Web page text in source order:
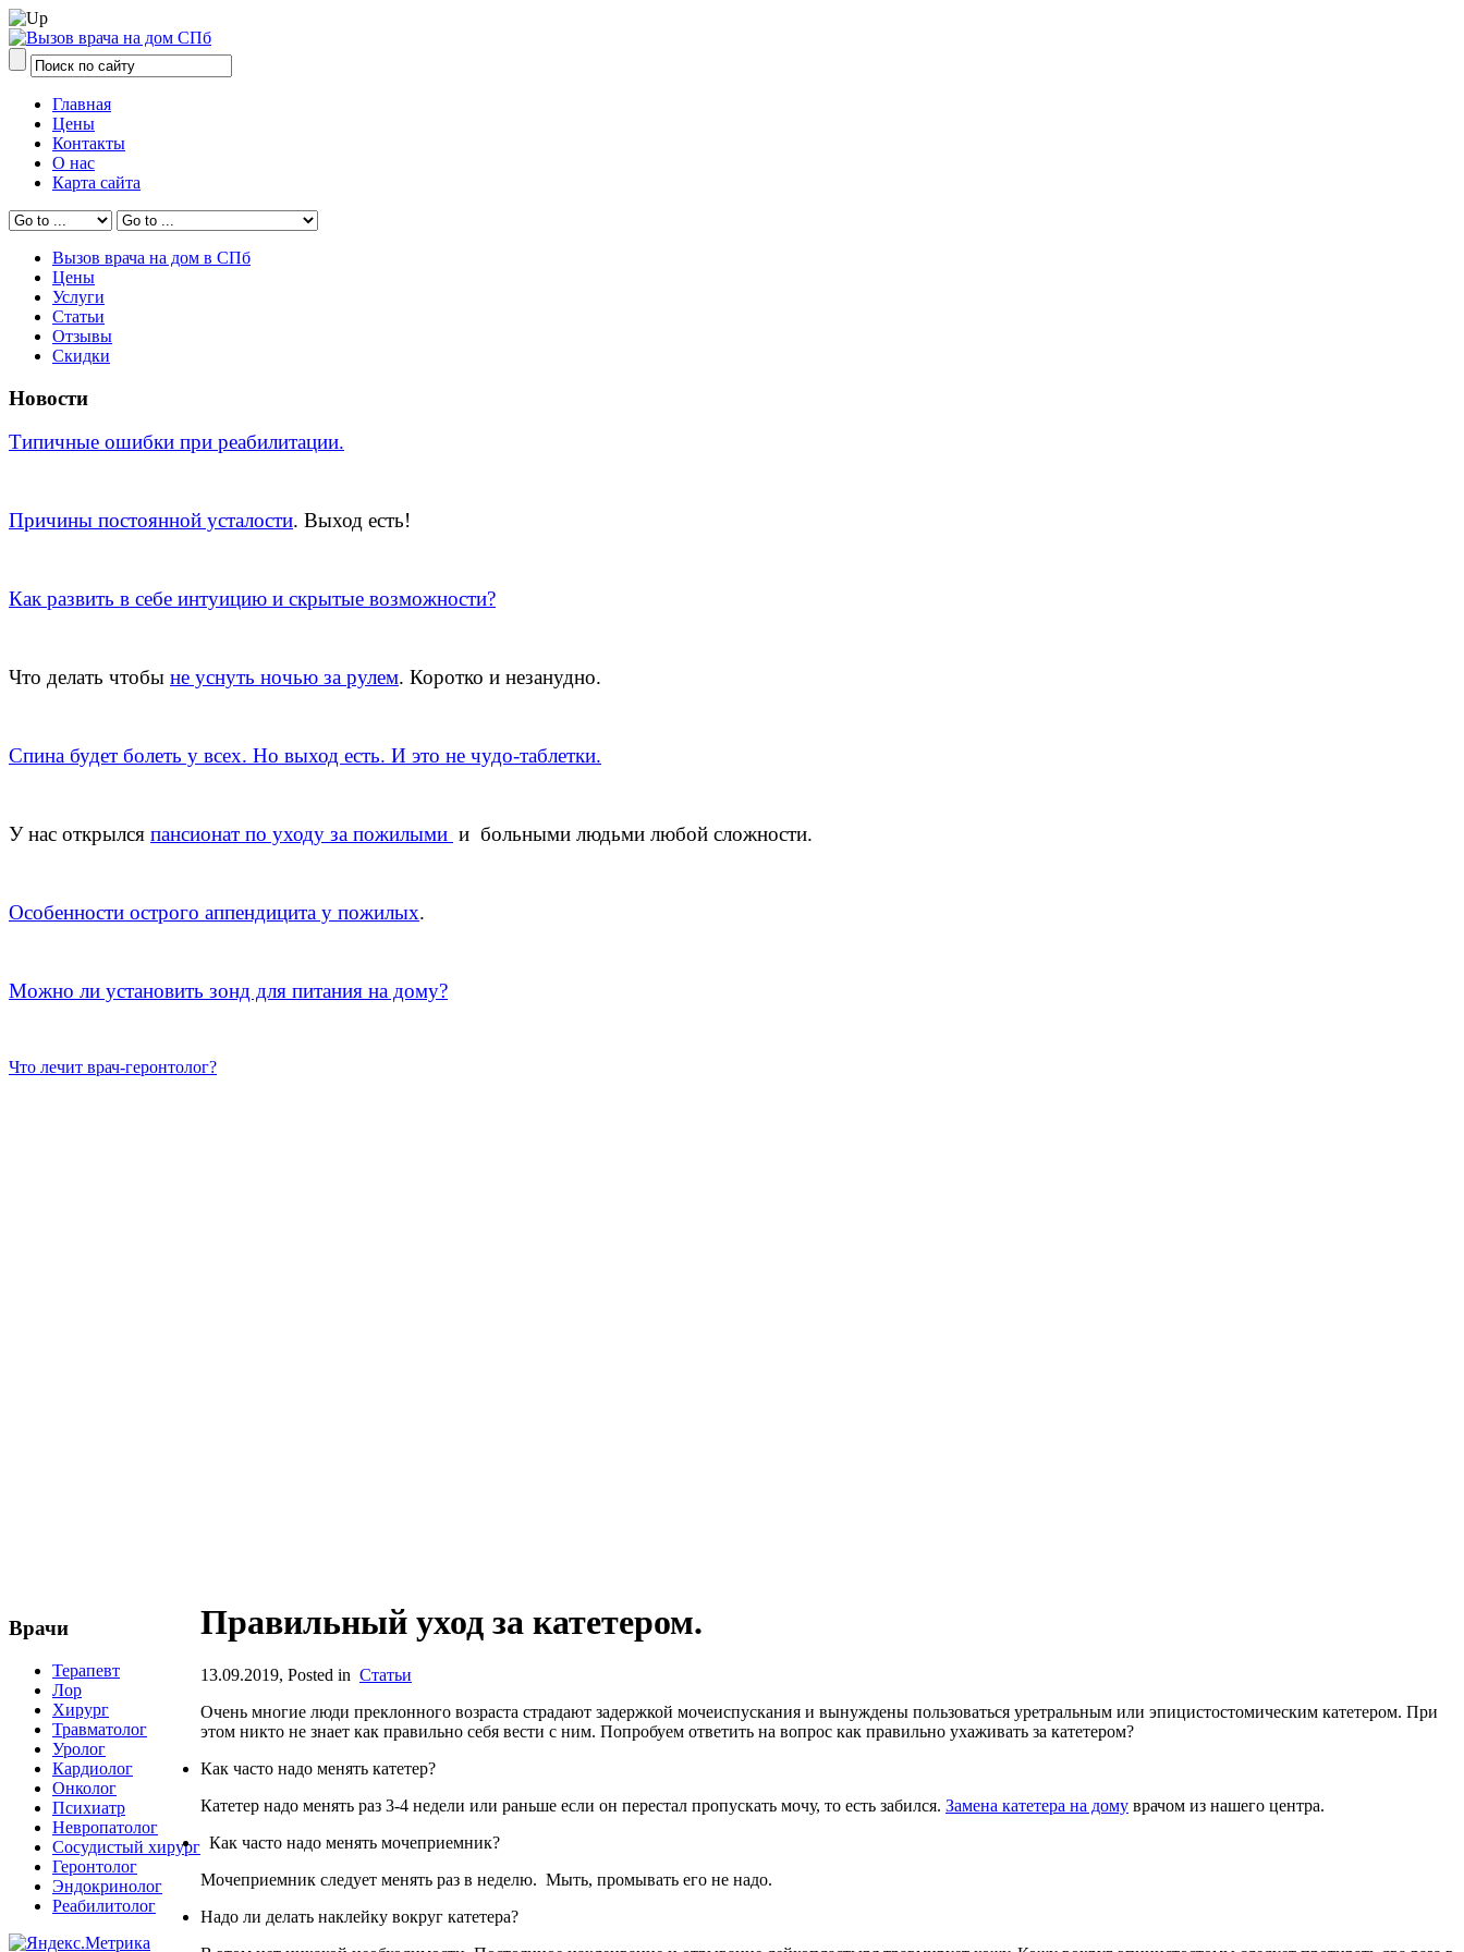
Главная
Цены
Контакты
О нас
Карта сайта
Вызов врача на дом в СПб
Цены
Услуги
Статьи
Отзывы
Скидки
Новости
Типичные ошибки при реабилитации.
Причины постоянной усталости. Выход есть!
Как развить в себе интуицию и скрытые возможности?
Что делать чтобы не уснуть ночью за рулем. Коротко и незанудно.
Спина будет болеть у всех. Но выход есть. И это не чудо-таблетки.
У нас открылся пансионат по уходу за пожилыми и больными людьми любой сложности.
Особенности острого аппендицита у пожилых.
Можно ли установить зонд для питания на дому?
Что лечит врач-геронтолог?
Врачи
Терапевт
Лор
Хирург
Травматолог
Уролог
Кардиолог
Онколог
Психиатр
Невропатолог
Сосудистый хирург
Геронтолог
Эндокринолог
Реабилитолог
Правильный уход за катетером.
13.09.2019, Posted in Статьи
Очень многие люди преклонного возраста страдают задержкой мочеиспускания и вынуждены пользоваться уретральным или эпицистостомическим катетером. При
этом никто не знает как правильно себя вести с ним. Попробуем ответить на вопрос как правильно ухаживать за катетером?
Как часто надо менять катетер?
Катетер надо менять раз 3-4 недели или раньше если он перестал пропускать мочу, то есть забился. Замена катетера на дому врачом из нашего центра.
Как часто надо менять мочеприемник?
Мочеприемник следует менять раз в неделю. Мыть, промывать его не надо.
Надо ли делать наклейку вокруг катетера?